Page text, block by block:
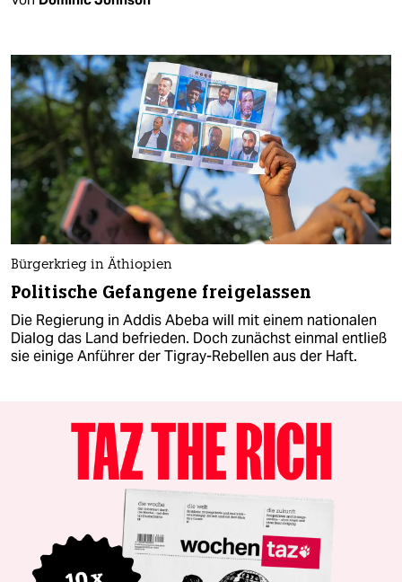
Bürgerkrieg in Äthiopien
Politische Gefangene freigelassen
Die Regierung in Addis Abeba will mit einem nationalen
Dialog das Land befrieden. Doch zunächst einmal entließ
sie einige Anführer der Tigray-Rebellen aus der Haft.